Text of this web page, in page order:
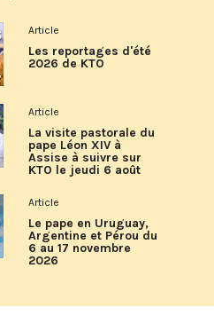
Article
Les reportages d'été
2026 de KTO
Article
La visite pastorale du
pape Léon XIV à
Assise à suivre sur
KTO le jeudi 6 août
Article
Le pape en Uruguay,
Argentine et Pérou du
6 au 17 novembre
2026